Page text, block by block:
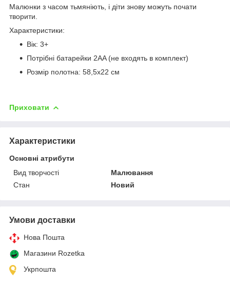
Малюнки з часом тьмяніють, і діти знову можуть почати
творити.
Характеристики:
Вік: 3+
Потрібні батарейки 2AA (не входять в комплект)
Розмір полотна: 58,5x22 см
Приховати
Характеристики
Основні атрибути
Вид творчості
Малювання
Стан
Новий
Умови доставки
Нова Пошта
Магазини Rozetka
Укрпошта